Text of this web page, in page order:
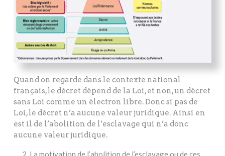
Quand on regarde dans le contexte national
français, le décret dépend de la Loi, et non, un décret
sans Loi comme un électron libre. Donc si pas de
Loi, le décret n’a aucune valeur juridique. Ainsi en
est il de l’abolition de l’esclavage qui n’a donc
aucune valeur juridique.
La motivation de l’abolition de l’esclavage ou de ces